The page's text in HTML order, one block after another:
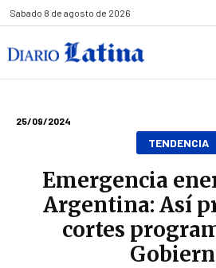
Sabado 8 de agosto de 2026
25/09/2024
TENDENCIA
Emergencia
Argentina: Así
cortes